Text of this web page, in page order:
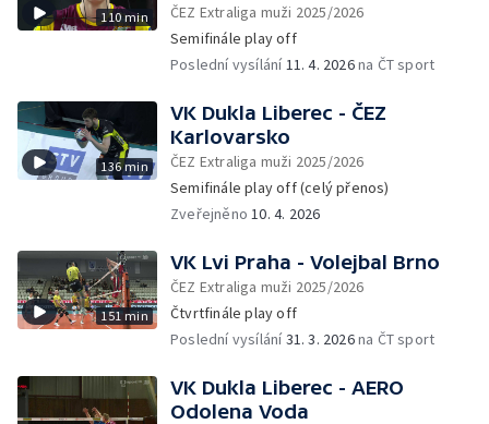
110 min
ČEZ Extraliga muži 2025/2026
Semifinále play off
Poslední vysílání11. 4. 2026na ČT sport
136 min
VK Dukla Liberec - ČEZ
Karlovarsko
ČEZ Extraliga muži 2025/2026
Semifinále play off (celý přenos)
Zveřejněno10. 4. 2026
151 min
VK Lvi Praha - Volejbal Brno
ČEZ Extraliga muži 2025/2026
Čtvrtfinále play off
Poslední vysílání31. 3. 2026na ČT sport
VK Dukla Liberec - AERO
Odolena Voda